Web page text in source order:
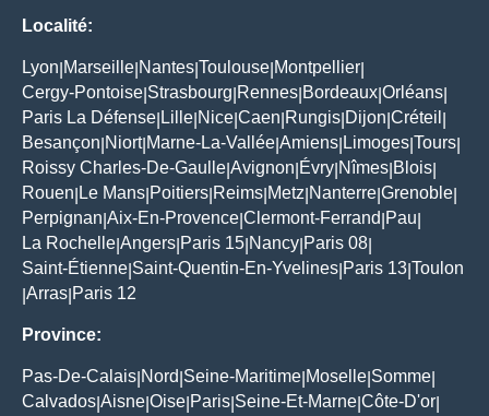
Localité:
Lyon Marseille Nantes Toulouse Montpellier
Cergy-Pontoise Strasbourg Rennes Bordeaux Orléans
Paris La Défense Lille Nice Caen Rungis Dijon Créteil
Besançon Niort| Marne-La-Vallée Amiens Limoges Tours
Roissy Charles-De-Gaulle Avignon Évry Nîmes Blois
Rouen Le Mans Poitiers Reims Metz Nanterre Grenoble
Perpignan Aix-En-Provence Clermont-Ferrand Pau
La Rochelle Angers Paris 15 Nancy Paris 08
Saint-Étienne Saint-Quentin-En-Yvelines Paris 13 Toulon
Arras Paris 12
Province:
Pas-De-Calais Nord Seine-Maritime Moselle Somme
Calvados Aisne Oise Paris Seine-Et-Marne Côte-D'or